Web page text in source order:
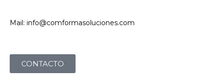
Mail: info@comformasoluciones.com
CONTACTO